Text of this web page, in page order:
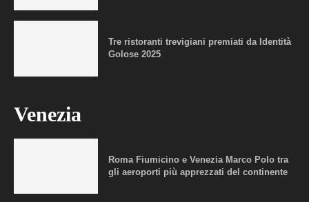
Tre ristoranti trevigiani premiati da Identità
Golose 2025
Venezia
Roma Fiumicino e Venezia Marco Polo tra
gli aeroporti più apprezzati del continente